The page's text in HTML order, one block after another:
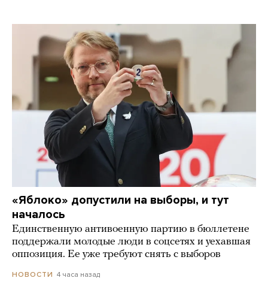
«Яблоко» допустили на выборы, и тут
началось
Единственную антивоенную партию в бюллетене
поддержали молодые люди в соцсетях и уехавшая
оппозиция. Ее уже требуют снять с выборов
НОВОСТИ 4 часа назад